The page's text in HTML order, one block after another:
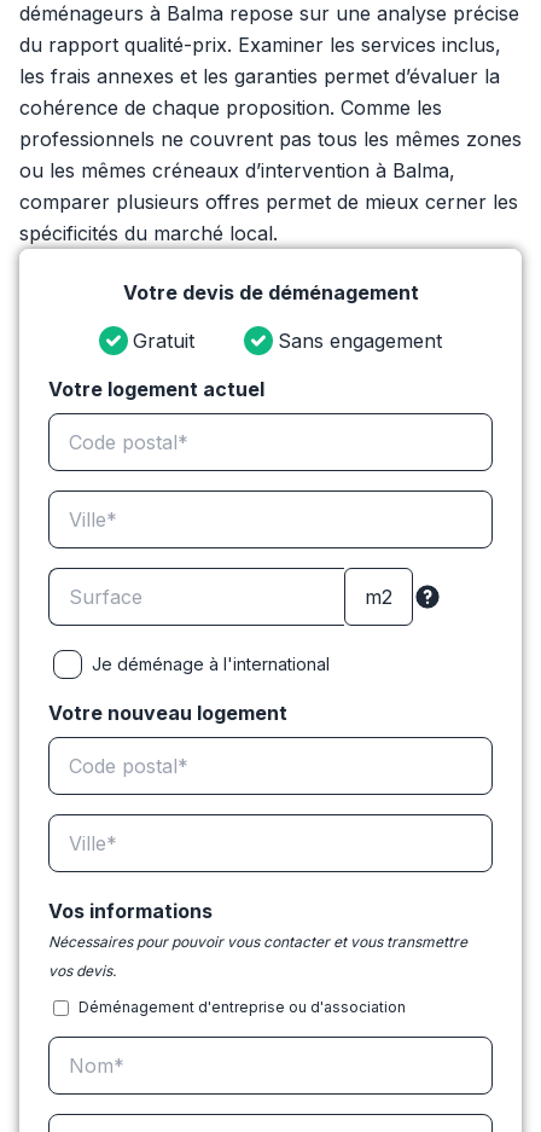
déménageurs à Balma repose sur une analyse précise
du rapport qualité-prix. Examiner les services inclus,
les frais annexes et les garanties permet d’évaluer la
cohérence de chaque proposition. Comme les
professionnels ne couvrent pas tous les mêmes zones
ou les mêmes créneaux d’intervention à Balma,
comparer plusieurs offres permet de mieux cerner les
spécificités du marché local.
Votre devis de déménagement
Gratuit
Sans engagement
Votre logement actuel
Je déménage à l'international
Votre nouveau logement
Vos informations
Nécessaires pour pouvoir vous contacter et vous transmettre
vos devis.
Déménagement d'entreprise ou d'association